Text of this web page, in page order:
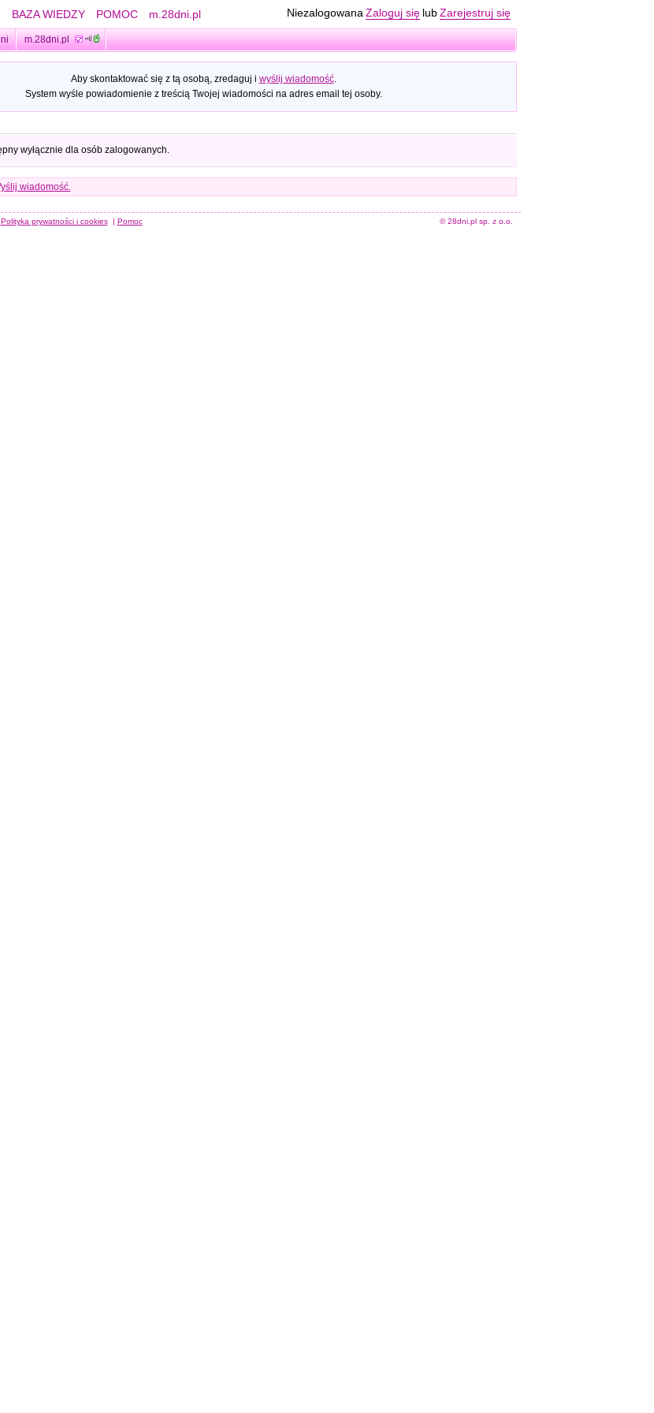
BAZA WIEDZY POMOC m.28dni.pl Niezalogowana Zaloguj się lub Zarejestruj się
m.28dni.pl
Aby skontaktować się z tą osobą, zredaguj i wyślij wiadomość.
System wyśle powiadomienie z treścią Twojej wiadomości na adres email tej osoby.
wyłącznie dla osób zalogowanych.
wiadomość.
Polityka prywatności i cookies | Pomoc © 28dni.pl sp. z o.o.